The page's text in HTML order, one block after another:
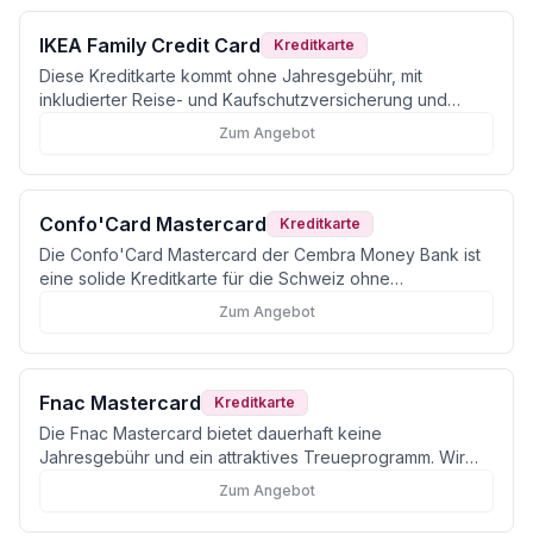
IKEA Family Credit Card Kreditkarte
Diese Kreditkarte kommt ohne Jahresgebühr, mit
inkludierter Reise- und Kaufschutzversicherung und
einem attraktiven Bonusprogramm für IKEA-Kundinnen
Zum Angebot
Confo'Card Mastercard Kreditkarte
Die Confo'Card Mastercard der Cembra Money Bank ist
eine solide Kreditkarte für die Schweiz ohne
Jahresgebühr und mit exklusivem Conforama-
Zum Angebot
Fnac Mastercard Kreditkarte
Die Fnac Mastercard bietet dauerhaft keine
Jahresgebühr und ein attraktives Treueprogramm. Wir
zeigen, für wen sich die Karte wirklich lohnt.
Zum Angebot